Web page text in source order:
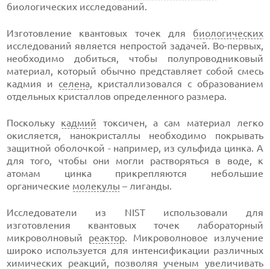
биологических исследований.
Изготовление квантовых точек для биологических
исследований является непростой задачей. Во-первых,
необходимо добиться, чтобы полупроводниковый
материал, который обычно представляет собой смесь
кадмия и селена, кристаллизовался с образованием
отдельных кристаллов определенного размера.
Поскольку кадмий токсичен, а сам материал легко
окисляется, нанокристаллы необходимо покрывать
защитной оболочкой - например, из сульфида цинка. А
для того, чтобы они могли растворяться в воде, к
атомам цинка прикрепляются небольшие
органические молекулы – лиганды.
Исследователи из NIST использовали для
изготовления квантовых точек лабораторный
микроволновый реактор. Микроволновое излучение
широко используется для интенсификации различных
химических реакций, позволяя ученым увеличивать